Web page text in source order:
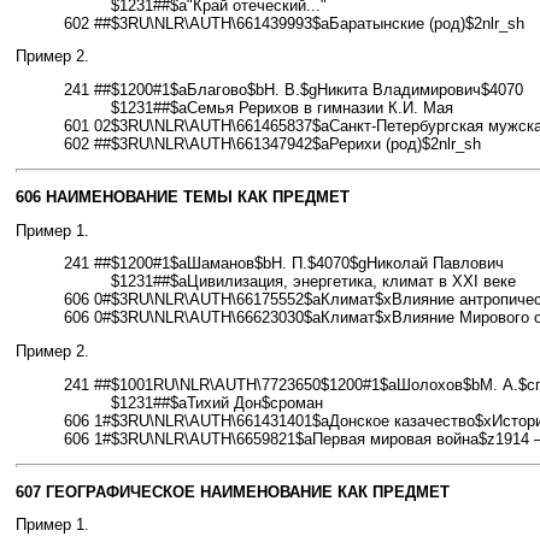
$1231##$a"Край отеческий..."
602 ##$3RU\NLR\AUTH\661439993$aБаратынские (род)$2nlr_sh
Пример 2.
241 ##$1200#1$aБлагово$bН. В.$gНикита Владимирович$4070
$1231##$aСемья Рерихов в гимназии К.И. Мая
601 02$3RU\NLR\AUTH\661465837$aСанкт-Петербургская
602 ##$3RU\NLR\AUTH\661347942$aРерихи (род)$2nlr_sh
606 НАИМЕНОВАНИЕ ТЕМЫ КАК ПРЕДМЕТ
Пример 1.
241 ##$1200#1$aШаманов$bН. П.$4070$gНиколай Павлович
$1231##$aЦивилизация, энергетика, климат в XXI веке
606 0#$3RU\NLR\AUTH\66175552$aКлимат$xВлияние
606 0#$3RU\NLR\AUTH\66623030$aКлимат$xВлияние Мирового
Пример 2.
241 ##$1001RU\NLR\AUTH\7723650$1200#1$aШолохов$bМ.
$1231##$aТихий Дон$cроман
606 1#$3RU\NLR\AUTH\661431401$aДонское
606 1#$3RU\NLR\AUTH\6659821$aПервая мировая война$z1914
607 ГЕОГРАФИЧЕСКОЕ НАИМЕНОВАНИЕ КАК ПРЕДМЕТ
Пример 1.